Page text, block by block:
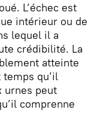
L’échec est
intérieur ou de
lequel il a
crédibilité. La
atteinte
qu’il
urnes peut
comprenne